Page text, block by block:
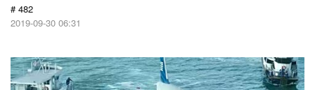
# 482
2019-09-30 06:31